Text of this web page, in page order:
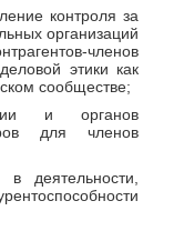
контроля за
организаций
членов
этики как
сообществе;
и органов
для членов
деятельности,